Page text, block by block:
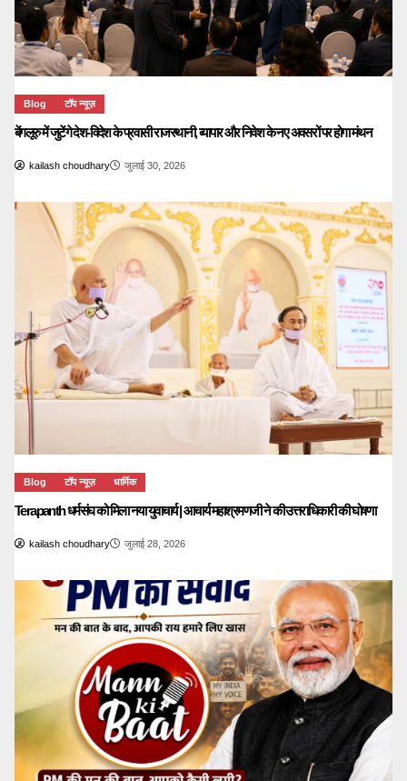
Blog टॉप न्यूज़
बेंगलूरु में जुटेंगे देश-विदेश के प्रवासी राजस्थानी, व्यापार और निवेश के नए अवसरों पर होगा मंथन
kailash choudhary जुलाई 30, 2026
Blog टॉप न्यूज़ धार्मिक
Terapanth धर्मसंघ को मिला नया युवाचार्य | आचार्य महाश्रमणजी ने की उत्तराधिकारी की घोषणा
kailash choudhary जुलाई 28, 2026